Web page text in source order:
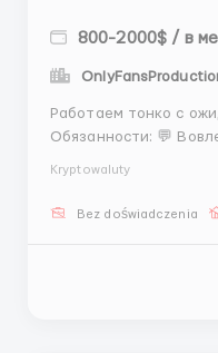
800-2000$ / в
Работаем тонко с
Обязанности: 💬 Вовлекающая переписка. 💡
своевременные выплаты. 📚 Обучение и
Kryptowaluty
Bez doświadczenia